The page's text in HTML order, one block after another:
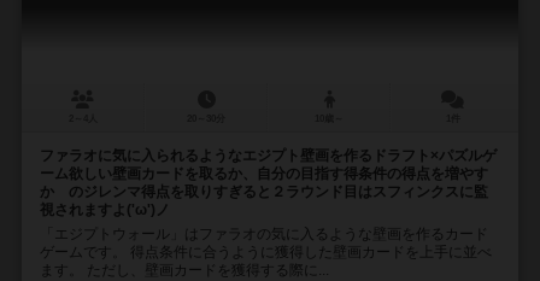
ファラオに気に入られるようなエジプト壁画を作るドラフト×パズルゲ
ーム欲しい壁画カードを取るか、自分の目指す得条件の得点を増やす
か のジレンマ得点を取りすぎると２ラウンド目はスフィンクスに監
視されますよ('ω')ノ
「エジプトウォール」はファラオの気に入るような壁画を作るカード
ゲームです。 得点条件に合うように獲得した壁画カードを上手に並べ
ます。 ただし、壁画カードを獲得する際に...